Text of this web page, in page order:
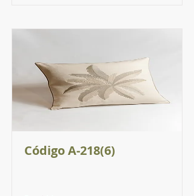
Código A-218(6)